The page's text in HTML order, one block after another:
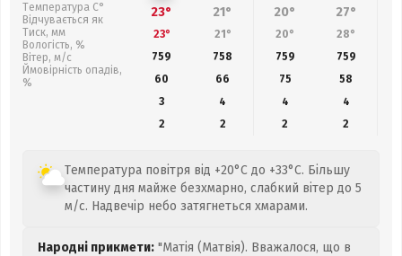
Температура С°
Відчувається як
Тиск, мм
Вологість, %
Вітер, м/с
Ймовірність опадів,
%
23° 21° 20° 27°
23° 21° 20° 28°
759
758 759 759
60
66 75 58
3
4 4
4
2
2 2 2
Температура повітря від +20°C до +33°C. Більшу
частину дня майже безхмарно, слабкий вітер до 5
м/с. Надвечір небо затягнеться хмарами.
Народні прикмети: "Матія (Матвія). Вважалося, що в